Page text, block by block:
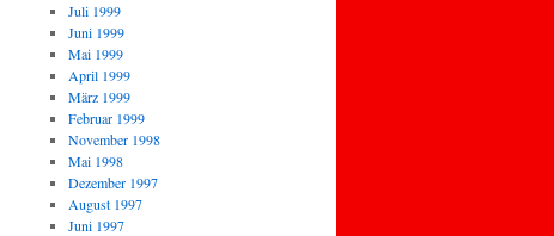
Juli 1999
Juni 1999
Mai 1999
April 1999
März 1999
Februar 1999
November 1998
Mai 1998
Dezember 1997
August 1997
Juni 1997